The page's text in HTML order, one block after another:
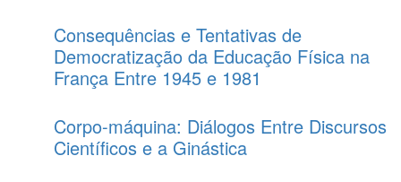
Consequências e Tentativas de
Democratização da Educação Física na
França Entre 1945 e 1981
Corpo-máquina: Diálogos Entre Discursos
Científicos e a Ginástica